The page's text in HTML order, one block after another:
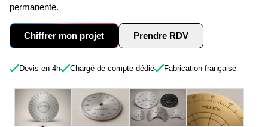
permanente.
Chiffrer mon projet Prendre RDV
Devis en 4h Chargé de compte dédié Fabrication française